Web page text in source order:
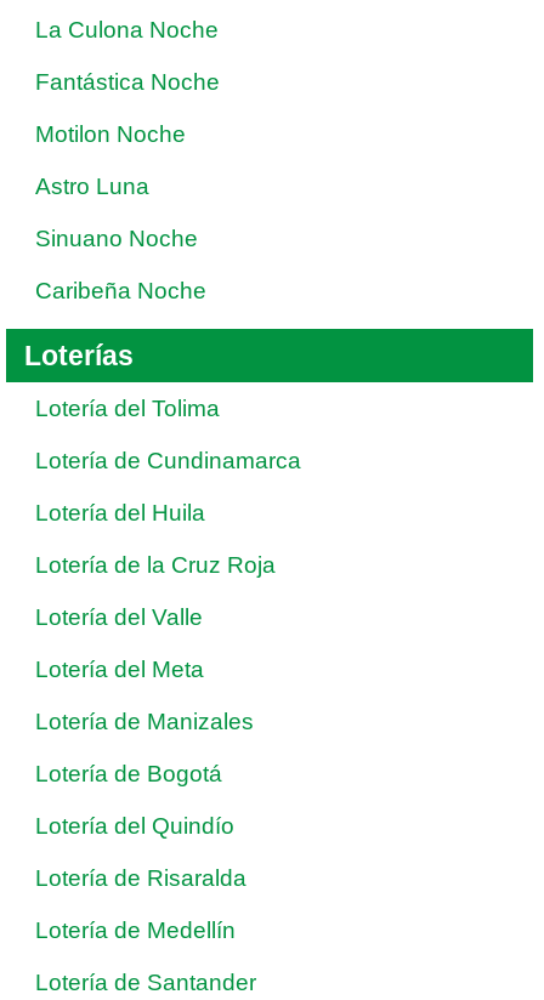
La Culona Noche
Fantástica Noche
Motilon Noche
Astro Luna
Sinuano Noche
Caribeña Noche
Loterías
Lotería del Tolima
Lotería de Cundinamarca
Lotería del Huila
Lotería de la Cruz Roja
Lotería del Valle
Lotería del Meta
Lotería de Manizales
Lotería de Bogotá
Lotería del Quindío
Lotería de Risaralda
Lotería de Medellín
Lotería de Santander